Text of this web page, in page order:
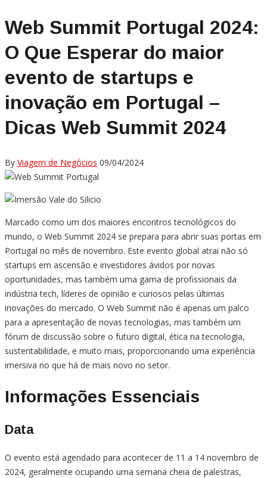
Web Summit Portugal 2024:
O Que Esperar do maior
evento de startups e
inovação em Portugal –
Dicas Web Summit 2024
By Viagem de Negócios 09/04/2024
Marcado como um dos maiores encontros tecnológicos do
mundo, o Web Summit 2024 se prepara para abrir suas portas em
Portugal no mês de novembro. Este evento global atrai não só
startups em ascensão e investidores ávidos por novas
oportunidades, mas também uma gama de profissionais da
indústria tech, líderes de opinião e curiosos pelas últimas
inovações do mercado. O Web Summit não é apenas um palco
para a apresentação de novas tecnologias, mas também um
fórum de discussão sobre o futuro digital, ética na tecnologia,
sustentabilidade, e muito mais, proporcionando uma experiência
imersiva no que há de mais novo no setor.
Informações Essenciais
Data
O evento está agendado para acontecer de 11 a 14 novembro de
2024, geralmente ocupando uma semana cheia de palestras,